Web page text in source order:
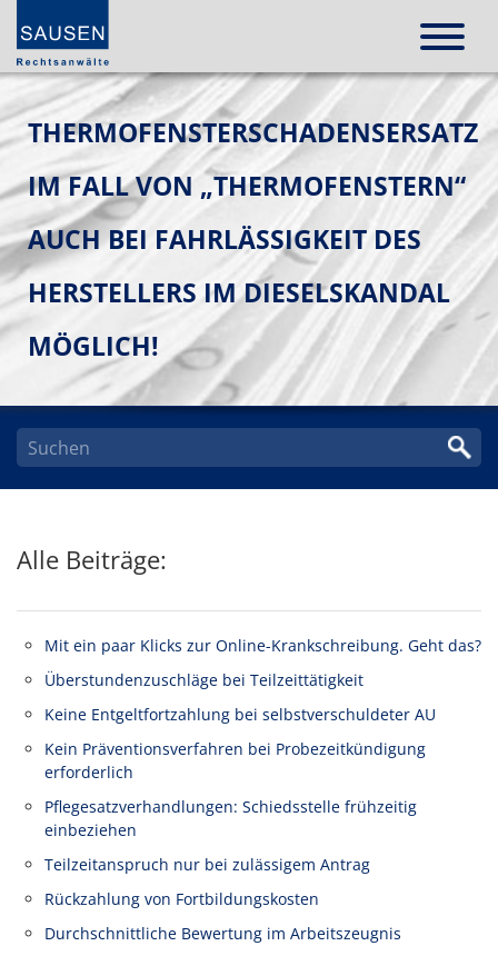
THERMOFENSTERSCHADENSERSATZ
IM FALL VON „THERMOFENSTERN“
AUCH BEI FAHRLÄSSIGKEIT DES
HERSTELLERS IM DIESELSKANDAL
MÖGLICH!
Alle Beiträge:
Mit ein paar Klicks zur Online-Krankschreibung. Geht das?
Überstundenzuschläge bei Teilzeittätigkeit
Keine Entgeltfortzahlung bei selbstverschuldeter AU
Kein Präventionsverfahren bei Probezeitkündigung
erforderlich
Pflegesatzverhandlungen: Schiedsstelle frühzeitig
einbeziehen
Teilzeitanspruch nur bei zulässigem Antrag
Rückzahlung von Fortbildungskosten
Durchschnittliche Bewertung im Arbeitszeugnis